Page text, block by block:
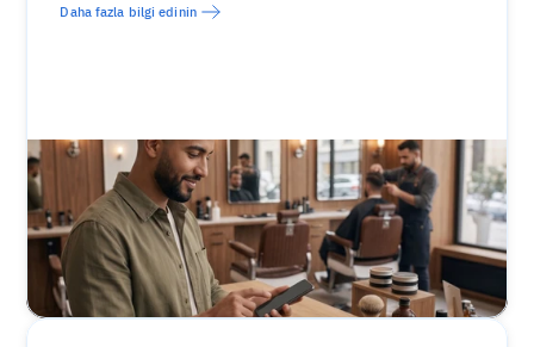
Daha fazla bilgi edinin